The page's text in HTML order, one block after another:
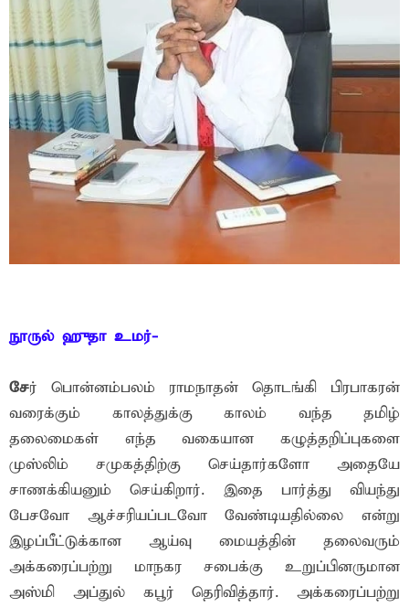
நூருல் ஹுதா உமர்-
சேர் பொன்னம்பலம் ராமநாதன் தொடங்கி பிரபாகரன்
வரைக்கும் காலத்துக்கு காலம் வந்த தமிழ்
தலைமைகள் எந்த வகையான கழுத்தறிப்புகளை
முஸ்லிம் சமுகத்திற்கு செய்தார்களோ அதையே
சாணக்கியனும் செய்கிறார். இதை பார்த்து வியந்து
பேசவோ ஆச்சரியப்படவோ வேண்டியதில்லை என்று
இழப்பீட்டுக்கான ஆய்வு மையத்தின் தலைவரும்
அக்கரைப்பற்று மாநகர சபைக்கு உறுப்பினருமான
அஸ்மி அப்துல் கபூர் தெரிவித்தார். அக்கரைப்பற்று